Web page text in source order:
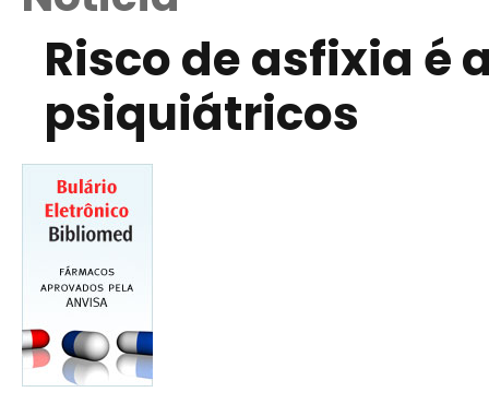
Risco de asfixia é
psiquiátricos